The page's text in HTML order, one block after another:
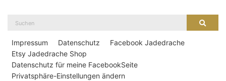
Suche
Impressum Datenschutz
Facebook Jadedrache
Etsy Jadedrache Shop
Datenschutz für meine FacebookSeite
Privatsphäre-Einstellungen ändern